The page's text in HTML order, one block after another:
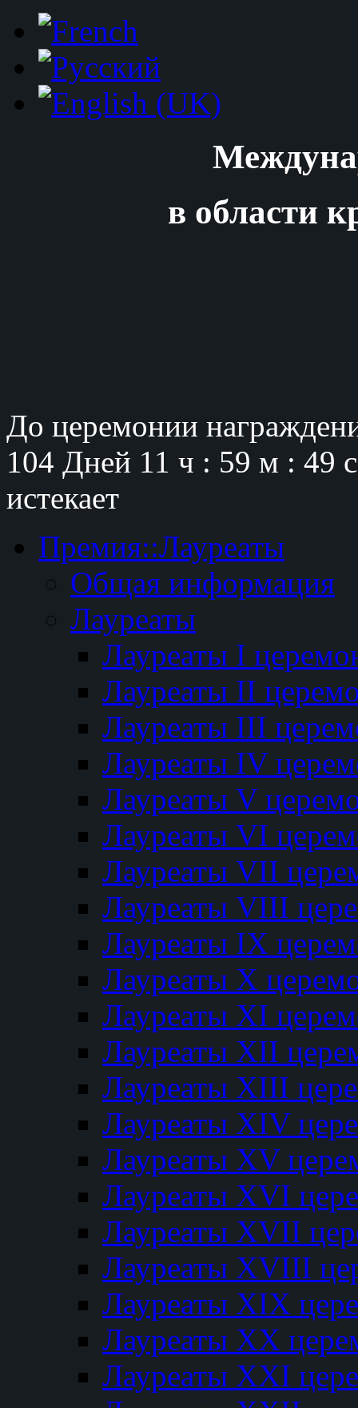
в области
До церемонии
104 Дней 11 ч : 59 м : 48
истекает
Премия::Лауреаты
Общая информация
Лауреаты
Лауреаты I
Лауреаты II
Лауреаты III
Лауреаты IV
Лауреаты V
Лауреаты VI
Лауреаты VII
Лауреаты VIII
Лауреаты IX
Лауреаты Х
Лауреаты XI
Лауреаты XII
Лауреаты XIII
Лауреаты XIV
Лауреаты XV
Лауреаты XVI
Лауреаты XVII
Лауреаты XVIII
Лауреаты XIX
Лауреаты XX
Лауреаты XXI